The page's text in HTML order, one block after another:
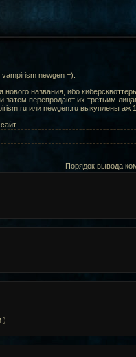
newgen =).
названия, ибо
перепродают их третьим
или newgen.ru выкуплены аж
Порядок вывода
)